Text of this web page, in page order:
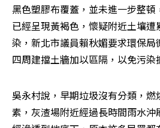
黑色塑膠布覆蓋，並未進一步整
已經呈現黃褐色，懷疑附近土壤
染，新北市議員賴秋媚要求環保
四周建擋土牆加以區隔，以免污染
吳永村說，早期垃圾沒有分類，
素，灰渣場附近經過長時間雨水